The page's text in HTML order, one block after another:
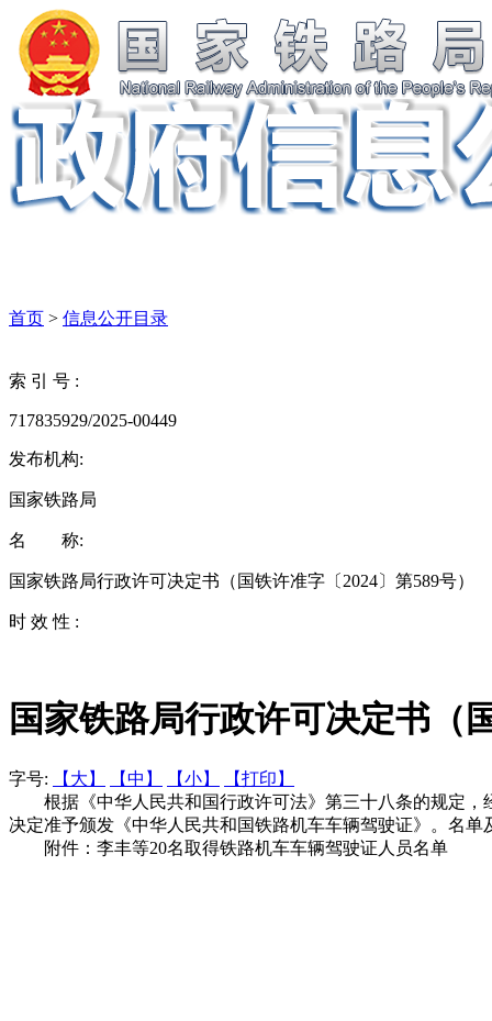
首页 > 信息公开目录
索 引 号 :
717835929/2025-00449
发布机构:
国家铁路局
名 称:
国家铁路局行政许可决定书（国铁许准字〔2024〕第589号）
时 效 性 :
国家铁路局行政许可决定书（
字号: 【大】 【中】 【小】
【打印】
根据《中华人民共和国行政许可法》第三十八条的规定，
决定准予颁发《中华人民共和国铁路机车车辆驾驶证》。名
附件：李丰等20名取得铁路机车车辆驾驶证人员名单